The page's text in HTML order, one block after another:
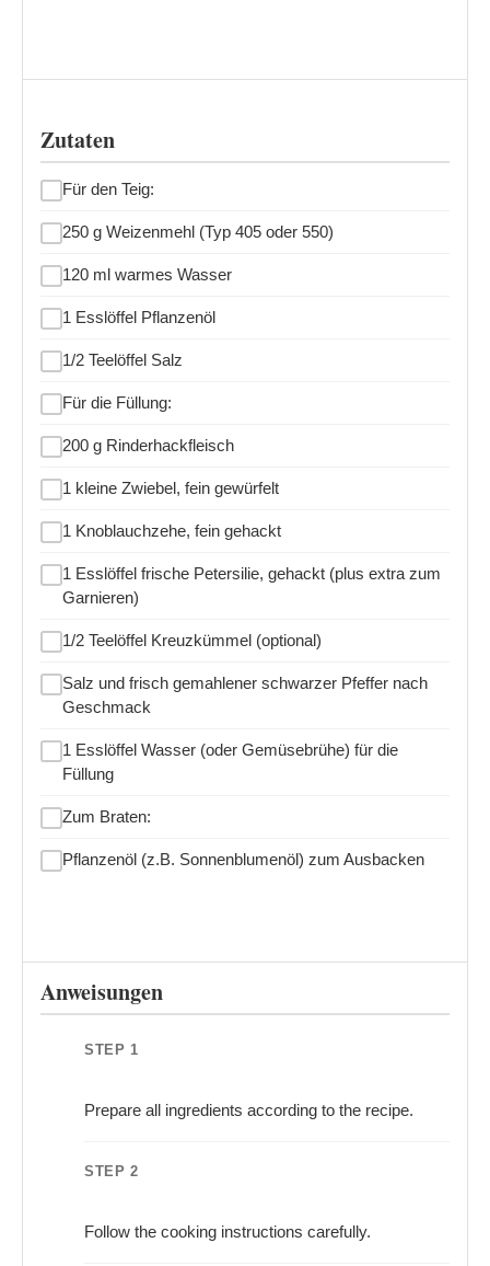
Zutaten
Für den Teig:
250 g Weizenmehl (Typ 405 oder 550)
120 ml warmes Wasser
1 Esslöffel Pflanzenöl
1/2 Teelöffel Salz
Für die Füllung:
200 g Rinderhackfleisch
1 kleine Zwiebel, fein gewürfelt
1 Knoblauchzehe, fein gehackt
1 Esslöffel frische Petersilie, gehackt (plus extra zum
Garnieren)
1/2 Teelöffel Kreuzkümmel (optional)
Salz und frisch gemahlener schwarzer Pfeffer nach
Geschmack
1 Esslöffel Wasser (oder Gemüsebrühe) für die
Füllung
Zum Braten:
Pflanzenöl (z.B. Sonnenblumenöl) zum Ausbacken
Anweisungen
STEP 1
Prepare all ingredients according to the recipe.
STEP 2
Follow the cooking instructions carefully.